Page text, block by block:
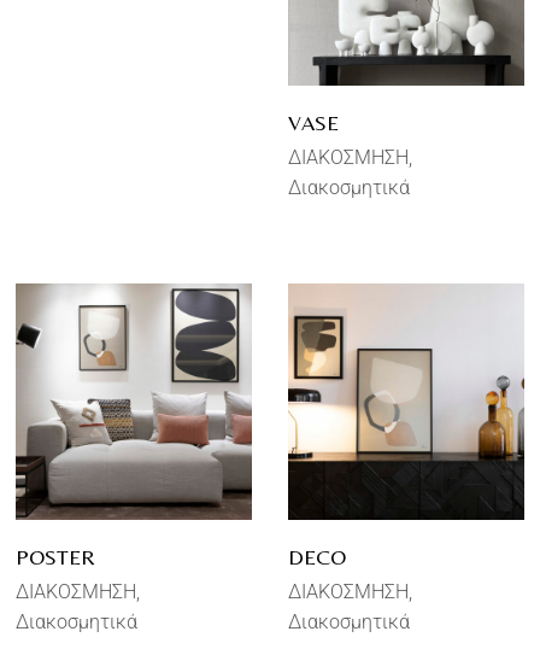
VASE
ΔΙΑΚΟΣΜΗΣΗ
Διακοσμητικά
POSTER
ΔΙΑΚΟΣΜΗΣΗ
Διακοσμητικά
DECO
ΔΙΑΚΟΣΜΗΣΗ
Διακοσμητικά